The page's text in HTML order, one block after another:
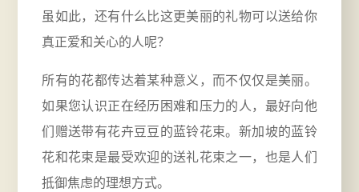
虽如此，还有什么比这更美丽的礼物可以送给你
真正爱和关心的人呢？
所有的花都传达着某种意义，而不仅仅是美丽。
如果您认识正在经历困难和压力的人，最好向他
们赠送带有花卉豆豆的蓝铃花束。新加坡的蓝铃
花和花束是最受欢迎的送礼花束之一，也是人们
抵御焦虑的理想方式。